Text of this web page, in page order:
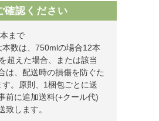
確認ください
まで
数は、750mlの場合12本
超えた場合、または該当
は、配送時の損傷を防ぐた
。原則、1梱包ごとに送
前に追加送料(+クール代)
致します。